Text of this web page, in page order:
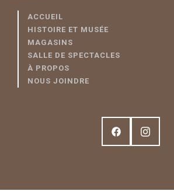
ACCUEIL
HISTOIRE ET MUSÉE
MAGASINS
SALLE DE SPECTACLES
À PROPOS
NOUS JOINDRE